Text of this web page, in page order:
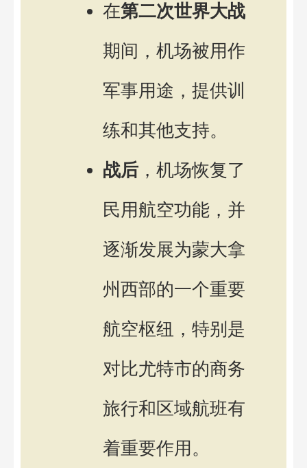
在第二次世界大战
期间，机场被用作
军事用途，提供训
练和其他支持。
战后 ，机场恢复了
民用航空功能，并
逐渐发展为蒙大拿
州西部的一个重要
航空枢纽，特别是
对比尤特市的商务
旅行和区域航班有
着重要作用。